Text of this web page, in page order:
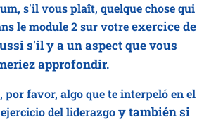
, s'il vous plaît, quelque chose qui
le module 2 sur votreexercice de
s'il y a un aspect que vous
approfondir.
por favor, algo que te interpeló en el
del liderazgoy también si